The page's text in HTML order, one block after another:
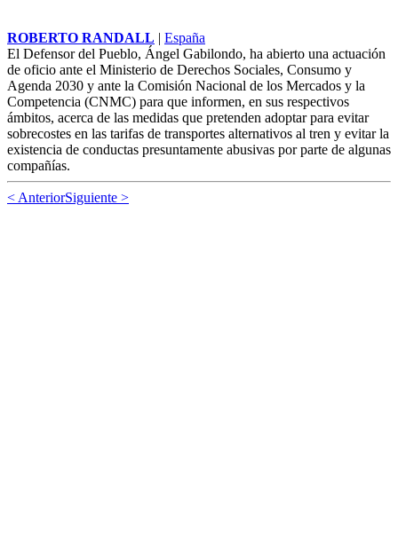
ROBERTO RANDALL | España
El Defensor del Pueblo, Ángel Gabilondo, ha abierto una actuación
de oficio ante el Ministerio de Derechos Sociales, Consumo y
Agenda 2030 y ante la Comisión Nacional de los Mercados y la
Competencia (CNMC) para que informen, en sus respectivos
ámbitos, acerca de las medidas que pretenden adoptar para evitar
sobrecostes en las tarifas de transportes alternativos al tren y evitar la
existencia de conductas presuntamente abusivas por parte de algunas
compañías.
< AnteriorSiguiente >